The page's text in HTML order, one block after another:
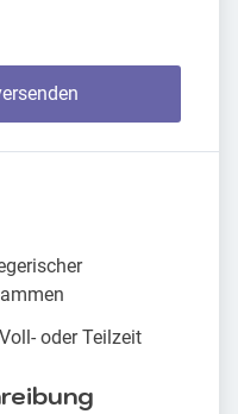
oder Teilzeit